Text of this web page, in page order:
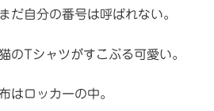
だ自分の番号は呼ばれない。
のTシャツがすこぶる可愛い。
はロッカーの中。